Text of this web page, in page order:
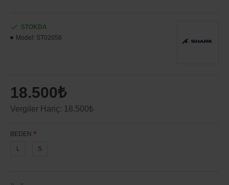
18.500₺
Vergiler Hariç: 18.500₺
STOKDA
Model: ST02058
BEDEN
L S